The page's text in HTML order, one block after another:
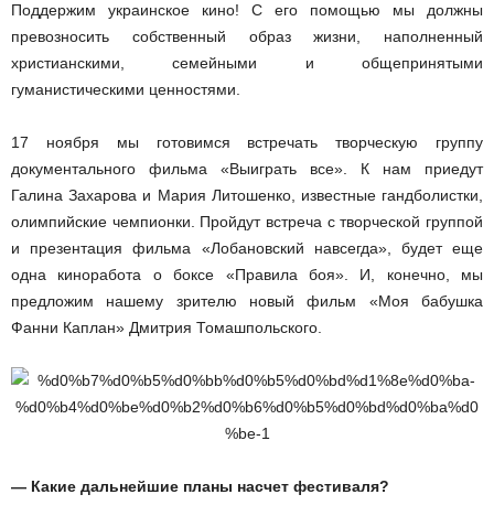
Поддержим украинское кино! С его помощью мы должны
превозносить собственный образ жизни, наполненный
христианскими, семейными и общепринятыми
гуманистическими ценностями.
17 ноября мы готовимся встречать творческую группу
документального фильма «Выиграть все». К нам приедут
Галина Захарова и Мария Литошенко, известные гандболистки,
олимпийские чемпионки. Пройдут встреча с творческой группой
и презентация фильма «Лобановский навсегда», будет еще
одна киноработа о боксе «Правила боя». И, конечно, мы
предложим нашему зрителю новый фильм «Моя бабушка
Фанни Каплан» Дмитрия Томашпольского.
— Какие дальнейшие планы насчет фестиваля?